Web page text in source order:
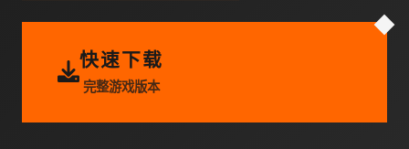
快速下载
完整游戏版本